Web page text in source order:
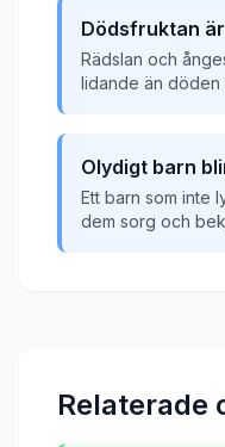
Dödsfruktan
Rädslan och
lidande än döden
Olydigt barn
Ett barn som inte
dem sorg och
Relaterade